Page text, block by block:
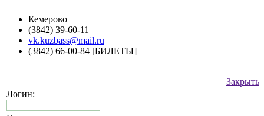
Кемерово
(3842) 39-60-11
vk.kuzbass@mail.ru
(3842) 66-00-84 [БИЛЕТЫ]
Закрыть
Логин: